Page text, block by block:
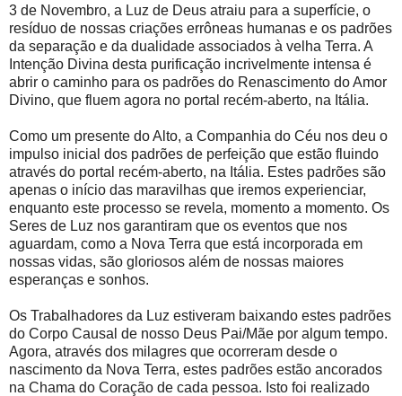
3 de Novembro, a Luz de Deus atraiu para a superfície, o
resíduo de nossas criações errôneas humanas e os padrões
da separação e da dualidade associados à velha Terra. A
Intenção Divina desta purificação incrivelmente intensa é
abrir o caminho para os padrões do Renascimento do Amor
Divino, que fluem agora no portal recém-aberto, na Itália.
Como um presente do Alto, a Companhia do Céu nos deu o
impulso inicial dos padrões de perfeição que estão fluindo
através do portal recém-aberto, na Itália. Estes padrões são
apenas o início das maravilhas que iremos experienciar,
enquanto este processo se revela, momento a momento. Os
Seres de Luz nos garantiram que os eventos que nos
aguardam, como a Nova Terra que está incorporada em
nossas vidas, são gloriosos além de nossas maiores
esperanças e sonhos.
Os Trabalhadores da Luz estiveram baixando estes padrões
do Corpo Causal de nosso Deus Pai/Mãe por algum tempo.
Agora, através dos milagres que ocorreram desde o
nascimento da Nova Terra, estes padrões estão ancorados
na Chama do Coração de cada pessoa. Isto foi realizado